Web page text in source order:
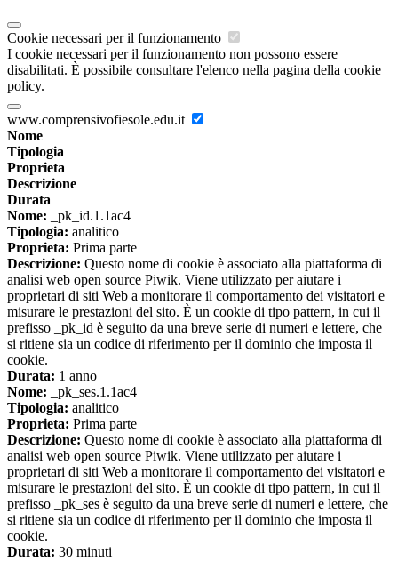
Cookie necessari per il funzionamento
I cookie necessari per il funzionamento non possono essere
disabilitati. È possibile consultare l'elenco nella pagina della cookie
policy.
www.comprensivofiesole.edu.it
Nome
Tipologia
Proprieta
Descrizione
Durata
Nome: _pk_id.1.1ac4
Tipologia: analitico
Proprieta: Prima parte
Descrizione: Questo nome di cookie è associato alla piattaforma di
analisi web open source Piwik. Viene utilizzato per aiutare i
proprietari di siti Web a monitorare il comportamento dei visitatori e
misurare le prestazioni del sito. È un cookie di tipo pattern, in cui il
prefisso _pk_id è seguito da una breve serie di numeri e lettere, che
si ritiene sia un codice di riferimento per il dominio che imposta il
cookie.
Durata: 1 anno
Nome: _pk_ses.1.1ac4
Tipologia: analitico
Proprieta: Prima parte
Descrizione: Questo nome di cookie è associato alla piattaforma di
analisi web open source Piwik. Viene utilizzato per aiutare i
proprietari di siti Web a monitorare il comportamento dei visitatori e
misurare le prestazioni del sito. È un cookie di tipo pattern, in cui il
prefisso _pk_ses è seguito da una breve serie di numeri e lettere, che
si ritiene sia un codice di riferimento per il dominio che imposta il
cookie.
Durata: 30 minuti